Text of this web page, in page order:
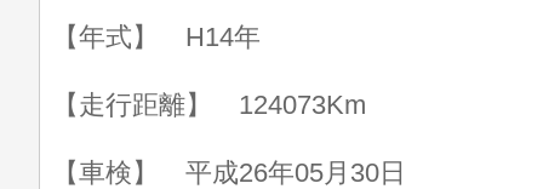
【年式】 H14年
【走行距離】 124073Km
【車検】 平成26年05月30日